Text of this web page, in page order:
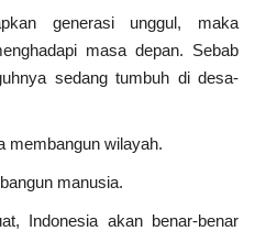
RI
generasi unggul, maka
masa depan. Sebab
sedang tumbuh di desa-
membangun wilayah.
manusia.
Indonesia akan benar-benar